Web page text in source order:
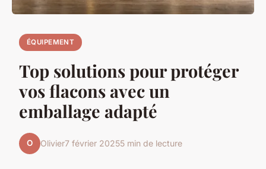
ÉQUIPEMENT
Top solutions pour protéger
vos flacons avec un
emballage adapté
O Olivier7 février 20255 min de lecture